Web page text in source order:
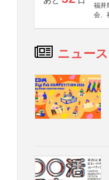
福井
会、
ニュース